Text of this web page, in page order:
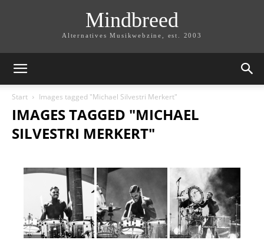
Mindbreed
Alternatives Musikwebzine, est. 2003
Start Images tagged "Michael Silvestri Merkert"
IMAGES TAGGED "MICHAEL
SILVESTRI MERKERT"